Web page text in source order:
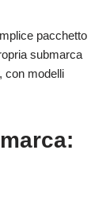
pacchetto
submarca
con modelli